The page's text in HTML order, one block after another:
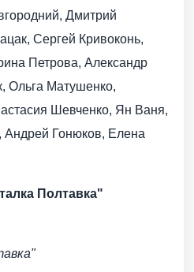
Дмитрий
Сергей Кривоконь,
Петрова, Александр
Ольга Матушенко,
Шевченко, Ян Ваня,
Андрей Гонюков, Елена
Полтавка"